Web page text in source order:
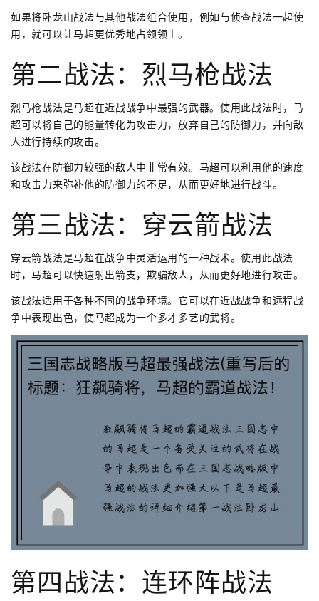
如果将卧龙山战法与其他战法组合使用，例如与侦查战法一起使
用，就可以让马超更优秀地占领领土。
第二战法：烈马枪战法
烈马枪战法是马超在近战战争中最强的武器。使用此战法时，马
超可以将自己的能量转化为攻击力，放弃自己的防御力，并向敌
人进行持续的攻击。
该战法在防御力较强的敌人中非常有效。马超可以利用他的速度
和攻击力来弥补他的防御力的不足，从而更好地进行战斗。
第三战法：穿云箭战法
穿云箭战法是马超在战争中灵活运用的一种战术。使用此战法
时，马超可以快速射出箭支，欺骗敌人，从而更好地进行攻击。
该战法适用于各种不同的战争环境。它可以在近战战争和远程战
争中表现出色，使马超成为一个多才多艺的武将。
第四战法：连环阵战法